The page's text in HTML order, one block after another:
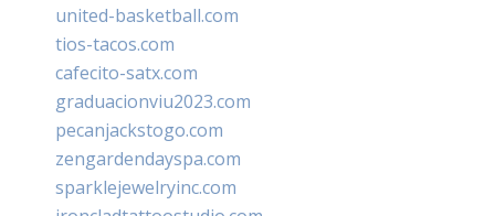
united-basketball.com
tios-tacos.com
cafecito-satx.com
graduacionviu2023.com
pecanjackstogo.com
zengardendayspa.com
sparklejewelryinc.com